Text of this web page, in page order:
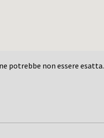
potrebbe non essere esatta.